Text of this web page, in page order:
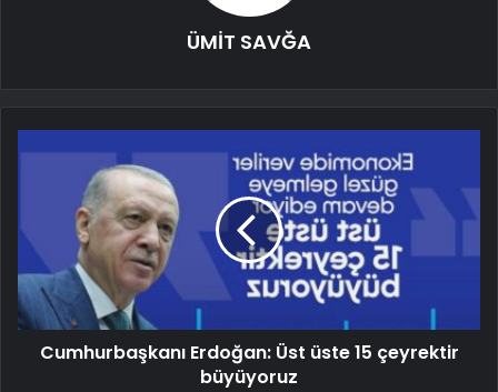
ÜMİT SAVĞA
Cumhurbaşkanı Erdoğan: Üst üste 15 çeyrektir
büyüyoruz